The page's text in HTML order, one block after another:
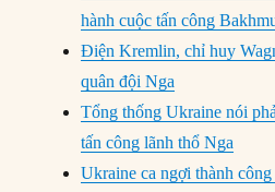
hành cuộc tấn công
Điện Kremlin, chỉ huy
quân đội Nga
Tổng thống Ukraine nói
tấn công lãnh thổ Nga
Ukraine ca ngợi thành